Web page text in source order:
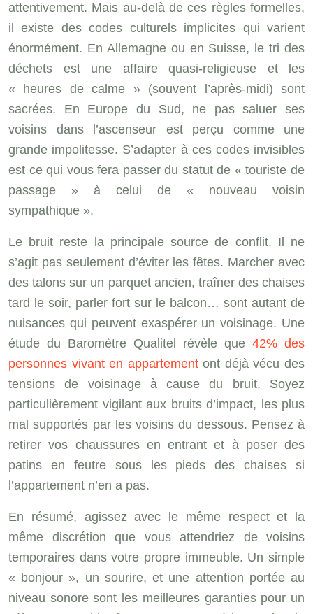
attentivement. Mais au-delà de ces règles formelles,
il existe des codes culturels implicites qui varient
énormément. En Allemagne ou en Suisse, le tri des
déchets est une affaire quasi-religieuse et les
« heures de calme » (souvent l’après-midi) sont
sacrées. En Europe du Sud, ne pas saluer ses
voisins dans l’ascenseur est perçu comme une
grande impolitesse. S’adapter à ces codes invisibles
est ce qui vous fera passer du statut de « touriste de
passage » à celui de « nouveau voisin
sympathique ».
Le bruit reste la principale source de conflit. Il ne
s’agit pas seulement d’éviter les fêtes. Marcher avec
des talons sur un parquet ancien, traîner des chaises
tard le soir, parler fort sur le balcon… sont autant de
nuisances qui peuvent exaspérer un voisinage. Une
étude du Baromètre Qualitel révèle que 42% des
personnes vivant en appartementont déjà vécu des
tensions de voisinage à cause du bruit. Soyez
particulièrement vigilant aux bruits d’impact, les plus
mal supportés par les voisins du dessous. Pensez à
retirer vos chaussures en entrant et à poser des
patins en feutre sous les pieds des chaises si
l’appartement n’en a pas.
En résumé, agissez avec le même respect et la
même discrétion que vous attendriez de voisins
temporaires dans votre propre immeuble. Un simple
« bonjour », un sourire, et une attention portée au
niveau sonore sont les meilleures garanties pour un